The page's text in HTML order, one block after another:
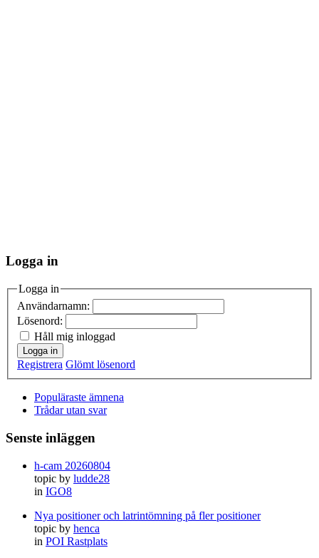
Logga in
Logga in
Användarnamn:
Lösenord:
Håll mig inloggad
Logga in
Registrera Glömt lösenord
Populäraste ämnena
Trådar utan svar
Senste inläggen
h-cam 20260804
topic by ludde28
in IGO8
Nya positioner och latrintömning på fler positioner
topic by henca
in POI Rastplats